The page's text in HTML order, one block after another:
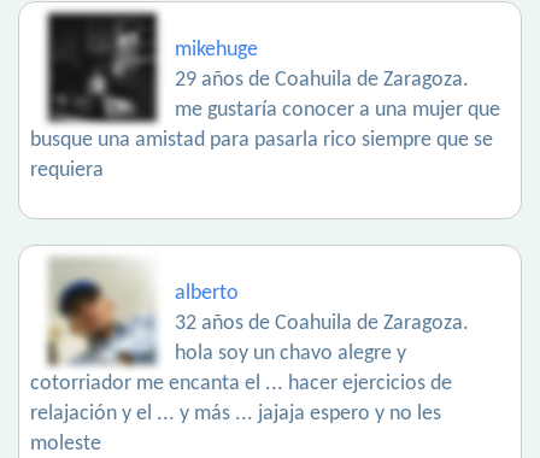
mikehuge
29 años de Coahuila de Zaragoza.
me gustaría conocer a una mujer que
busque una amistad para pasarla rico siempre que se
requiera
alberto
32 años de Coahuila de Zaragoza.
hola soy un chavo alegre y
cotorriador me encanta el ... hacer ejercicios de
relajación y el ... y más ... jajaja espero y no les
moleste